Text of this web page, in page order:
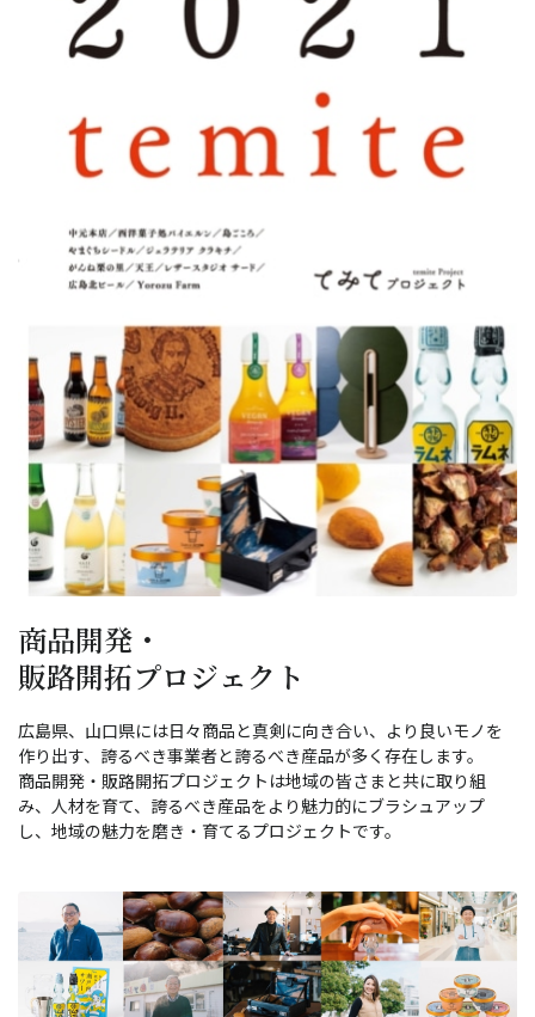
商品開発・
販路開拓プロジェクト
広島県、山口県には日々商品と真剣に向き合い、より良いモノを
作り出す、誇るべき事業者と誇るべき産品が多く存在します。
商品開発・販路開拓プロジェクトは地域の皆さまと共に取り組
み、人材を育て、誇るべき産品をより魅力的にブラシュアップ
し、地域の魅力を磨き・育てるプロジェクトです。